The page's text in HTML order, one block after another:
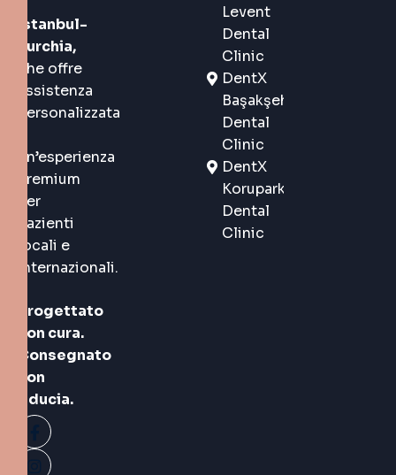
Istanbul-
Turchia,
che offre
assistenza
personalizzata
un’esperienza
premium
per
pazienti
locali e
internazionali.
Progettato
con cura.
Consegnato
con
fiducia.
Levent
Dental
Clinic
DentX
Başakşehir
Dental
Clinic
DentX
Korupark
Dental
Clinic